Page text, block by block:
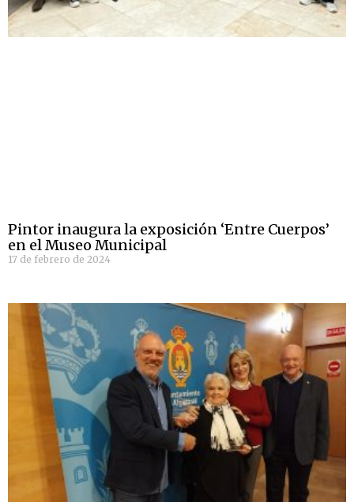
Pintor inaugura la exposición ‘Entre Cuerpos’
en el Museo Municipal
17 de febrero de 2024